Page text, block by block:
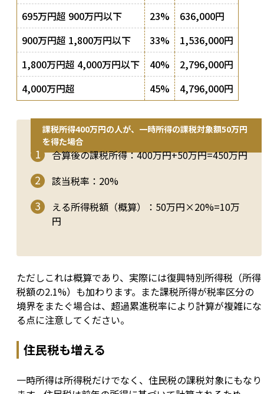
695万円超 900万円以下
23%
636,000円
900万円超 1,800万円以下
33%
1,536,000円
1,800万円超 4,000万円以下
40%
2,796,000円
4,000万円超
45% 4,796,000円
課税所得400万円の人が、一時所得の課税対象額50万円
を得た場合
合算後の課税所得：400万円+50万円=450万円
該当税率：20%
える所得税額（概算）：50万円×20%=10万
円
ただしこれは概算であり、実際には復興特別所得税（所得
税額の2.1%）も加わります。また課税所得が税率区分の
境界をまたぐ場合は、超過累進税率により計算が複雑にな
る点に注意してください。
住民税も増える
一時所得は所得税だけでなく、住民税の課税対象にもなり